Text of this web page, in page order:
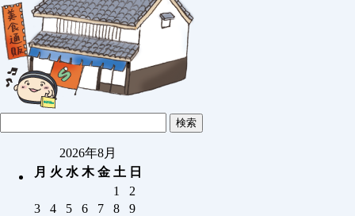
2026年8月
月 火 水 木 金 土 日
1
2
3
4 5 6 7 8
9